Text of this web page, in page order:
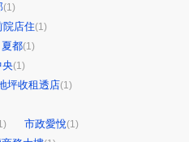
(1)
院店住(1)
夏都(1)
央(1)
坪收租透店(1)
市政愛悅(1)